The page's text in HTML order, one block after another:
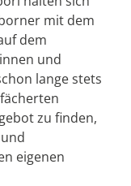
mit dem
dem
und
lange stets
zu finden,
eigenen